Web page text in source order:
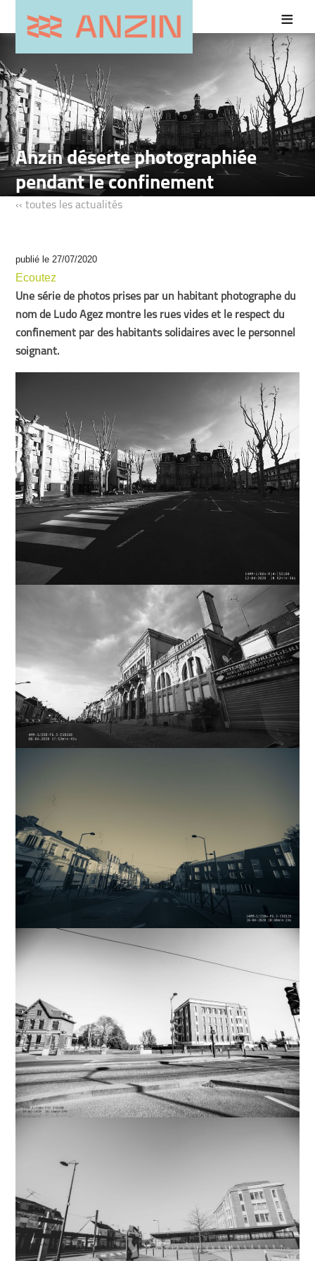
Anzin déserte photographiée
pendant le confinement
‹‹ toutes les actualités
publié le 27/07/2020
Ecoutez
Une série de photos prises par un habitant photographe du
nom de Ludo Agez montre les rues vides et le respect du
confinement par des habitants solidaires avec le personnel
soignant.